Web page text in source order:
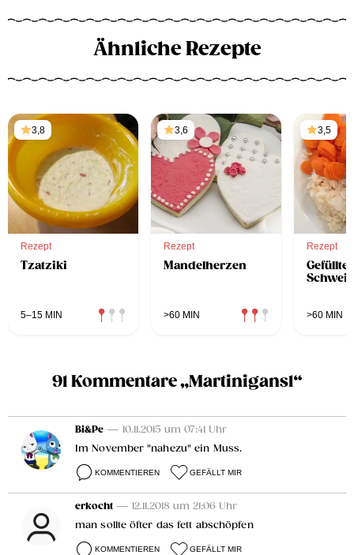
Ähnliche Rezepte
3,8
Rezept
Tzatziki
5–15 MIN
3,6
Rezept
Mandelherzen
>60 MIN
3,5
Rezept
Gefüllter
>60 MIN
91 Kommentare „Martinigansl“
Bi&Pe — 10.11.2015 um 07:41 Uhr
Im November "nahezu" ein Muss.
KOMMENTIEREN GEFÄLLT MIR
erkocht — 12.11.2018 um 21:06 Uhr
man sollte öfter das fett abschöpfen
KOMMENTIEREN GEFÄLLT MIR